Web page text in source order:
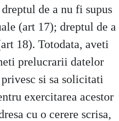
de a nu fi supus
(art 17); dreptul de a
18). Totodata, aveti
prelucrarii datelor
si sa solicitati
exercitarea acestor
cu o cerere scrisa,